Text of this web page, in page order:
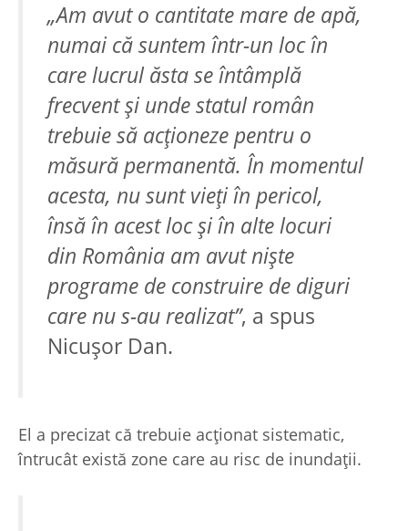
„Am avut o cantitate mare de apă,
numai că suntem într-un loc în
care lucrul ăsta se întâmplă
frecvent şi unde statul român
trebuie să acţioneze pentru o
măsură permanentă. În momentul
acesta, nu sunt vieţi în pericol,
însă în acest loc şi în alte locuri
din România am avut nişte
programe de construire de diguri
care nu s-au realizat”, a spus
Nicuşor Dan.
El a precizat că trebuie acţionat sistematic,
întrucât există zone care au risc de inundaţii.